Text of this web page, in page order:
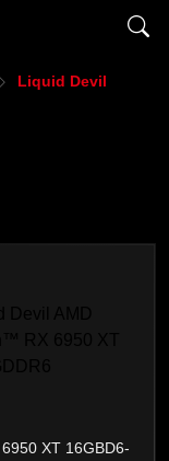
Liquid Devil
XT 16GBD6-